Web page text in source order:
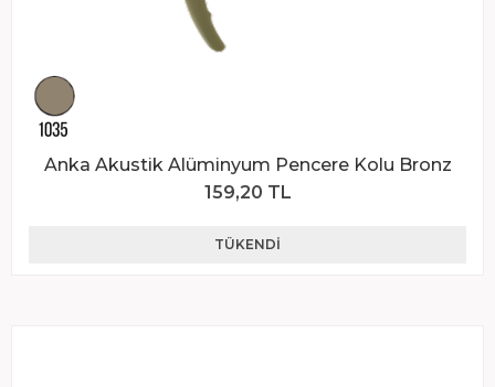
Anka Akustik Alüminyum Pencere Kolu Bronz
159,20 TL
TÜKENDI